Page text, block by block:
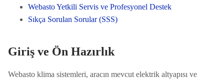
Webasto Yetkili Servis ve Profesyonel Destek
Sıkça Sorulan Sorular (SSS)
Giriş ve Ön Hazırlık
Webasto klima sistemleri, aracın mevcut elektrik altyapısı ve